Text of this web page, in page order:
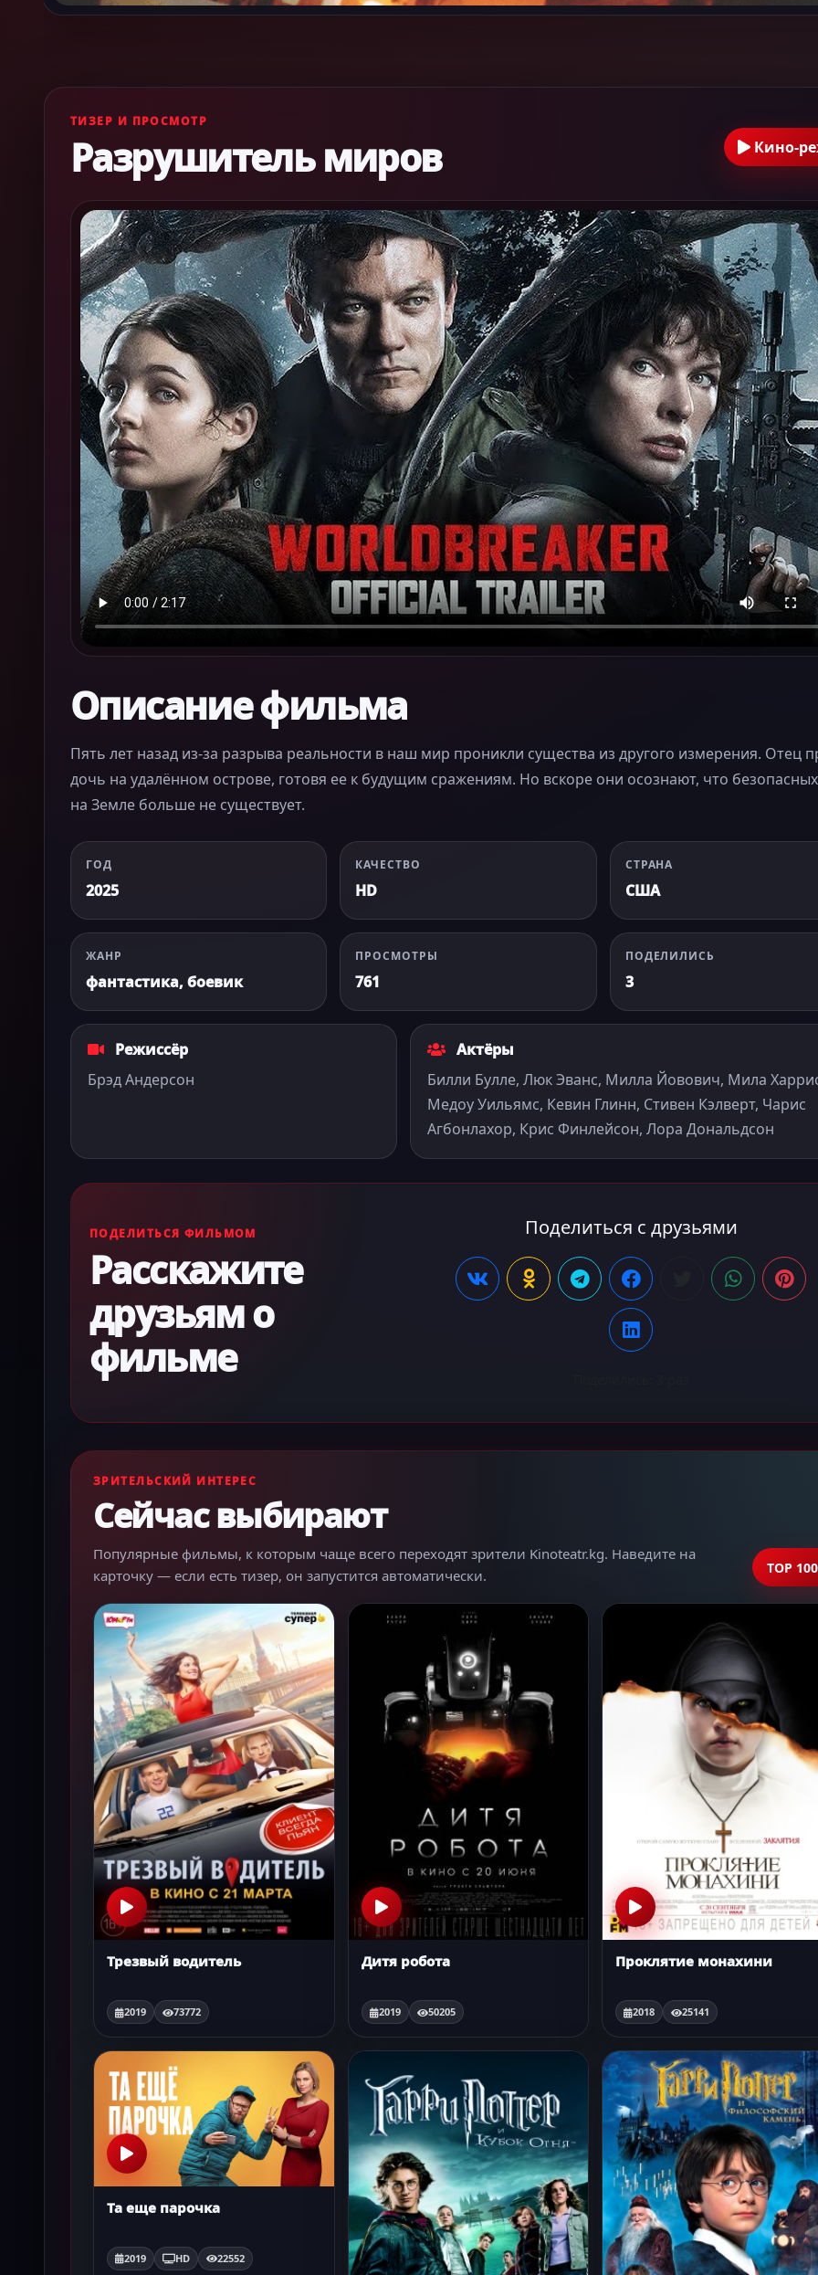
ТИЗЕР И ПРОСМОТР
Разрушитель миров Кино-
Описание фильма
Пять лет назад из-за разрыва реальности в наш мир проникли существа из другого измерения. Отец
дочь на удалённом острове, готовя ее к будущим сражениям. Но вскоре они осознают, что
на Земле больше не существует.
ГОД
2025
КАЧЕСТВО
HD
СТРАНА
США
ЖАНР
фантастика, боевик
ПРОСМОТРЫ
761
ПОДЕЛИЛИСЬ
3
Режиссёр
Брэд Андерсон
Актёры
Билли Булле, Люк Эванс, Милла Йовович, Мила
Медоу Уильямс, Кевин Глинн, Стивен Кэлверт, Чарис
Агбонлахор, Крис Финлейсон, Лора Дональдсон
ПОДЕЛИТЬСЯ ФИЛЬМОМ
Расскажите
друзьям о
фильме
Поделиться с друзьями
ЗРИТЕЛЬСКИЙ ИНТЕРЕС
Сейчас выбирают
Популярные фильмы, к которым чаще всего переходят зрители Kinoteatr.kg. Наведите на
карточку — если есть тизер, он запустится автоматически.
TOP 100
Трезвый водитель
2019 73772
Дитя робота
2019 50205
Проклятие монахини
2018 25141
Та еще парочка
2019 HD 22552